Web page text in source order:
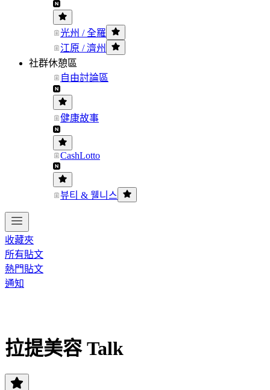
光州 / 全羅
江原 / 濟州
社群休憩區
自由討論區
健康故事
CashLotto
뷰티 & 웰니스
收藏夾
所有貼文
熱門貼文
通知
拉提美容 Talk